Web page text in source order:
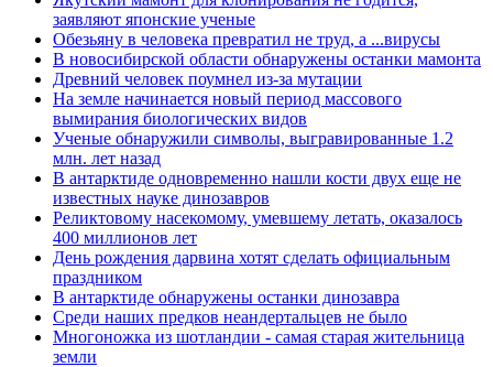
заявляют японские ученые
Обезьяну в человека превратил не труд, а ...вирусы
В новосибирской области обнаружены останки мамонта
Древний человек поумнел из-за мутации
На земле начинается новый период массового
вымирания биологических видов
Ученые обнаружили символы, выгравированные 1.2
млн. лет назад
В антарктиде одновременно нашли кости двух еще не
известных науке динозавров
Реликтовому насекомому, умевшему летать, оказалось
400 миллионов лет
День рождения дарвина хотят сделать официальным
праздником
В антарктиде обнаружены останки динозавра
Среди наших предков неандертальцев не было
Многоножка из шотландии - самая старая жительница
земли